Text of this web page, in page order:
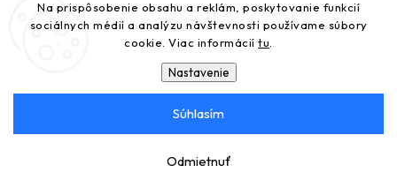
Na prispôsobenie obsahu a reklám, poskytovanie funkcií
sociálnych médií a analýzu návštevnosti používame súbory
cookie. Viac informáciítu
Nastavenie
Odmietnuť
Súhlasím
Copyright 2026365AUTO. Všetky práva vyhradené.